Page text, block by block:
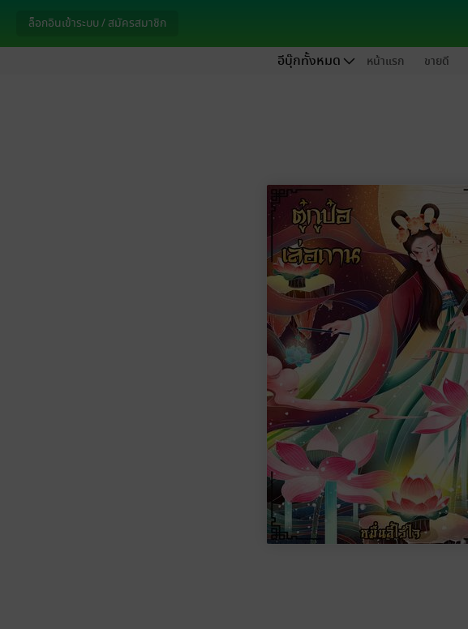
ล็อกอินเข้าระบบ / สมัครสมาชิก
อีบุ๊กทั้งหมด หน้าแรก ขายดี